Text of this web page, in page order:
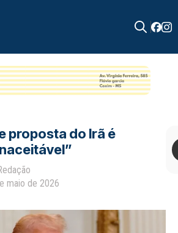
for:
proposta do Irã é
maio de 2026